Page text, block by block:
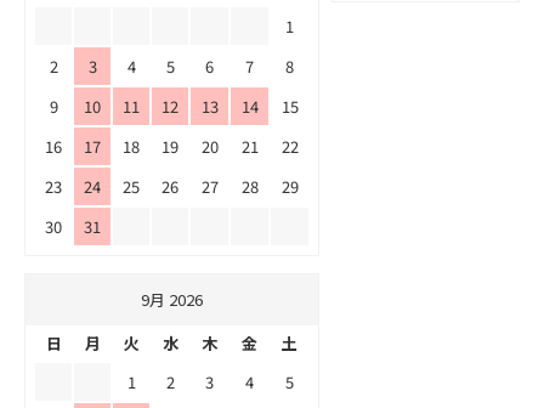
1
2
3 4 5 6 7
8
9
10 11 12 13 14
15
16
17 18 19 20 21
22
23
24 25 26 27 28
29
30
31
9月 2026
日
月 火 水 木 金
土
1
2 3 4
5